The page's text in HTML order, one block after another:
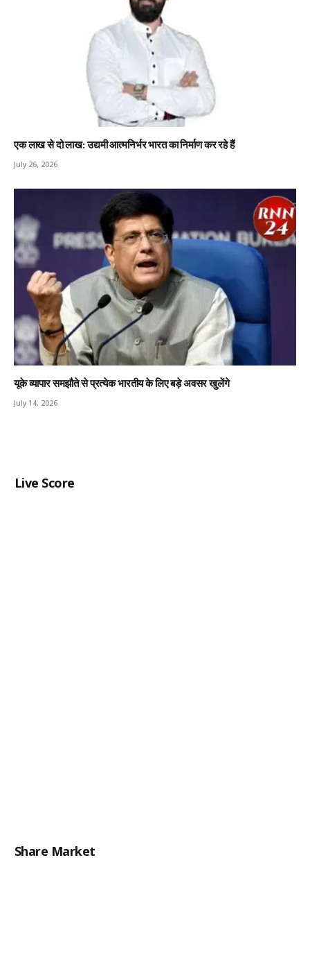
एक लाख से दो लाख: उद्यमी आत्मनिर्भर भारत का निर्माण कर रहे हैं
July 26, 2026
यूके व्यापार समझौते से प्रत्येक भारतीय के लिए बड़े अवसर खुलेंगे
July 14, 2026
Live Score
Share Market